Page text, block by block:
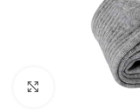
Click to enlarge